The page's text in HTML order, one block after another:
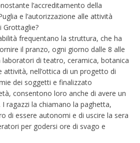
l’accreditamento della
e l’autorizzazione alle attività
Grottaglie?
frequentano la struttura, che ha
il pranzo, ogni giorno dalle 8 alle
di teatro, ceramica, botanica
attività, nell’ottica di un progetto di
dei soggetti e finalizzato
consentono loro anche di avere un
ragazzi la chiamano la paghetta,
di essere autonomi e di uscire la sera
per godersi ore di svago e